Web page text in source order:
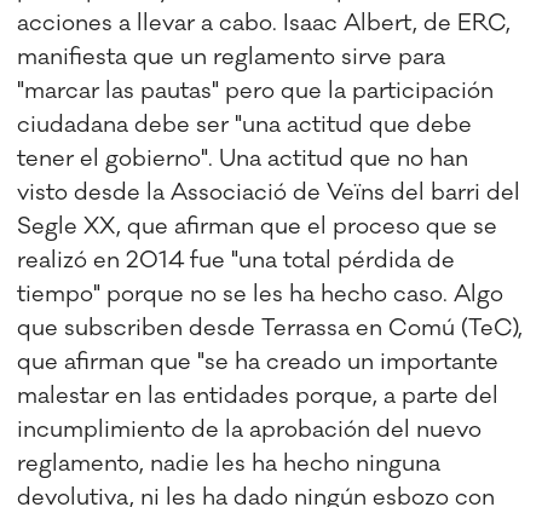
acciones a llevar a cabo. Isaac Albert, de ERC,
manifiesta que un reglamento sirve para
"marcar las pautas" pero que la participación
ciudadana debe ser "una actitud que debe
tener el gobierno". Una actitud que no han
visto desde la Associació de Veïns del barri del
Segle XX, que afirman que el proceso que se
realizó en 2014 fue "una total pérdida de
tiempo" porque no se les ha hecho caso. Algo
que subscriben desde Terrassa en Comú (TeC),
que afirman que "se ha creado un importante
malestar en las entidades porque, a parte del
incumplimiento de la aprobación del nuevo
reglamento, nadie les ha hecho ninguna
devolutiva, ni les ha dado ningún esbozo con